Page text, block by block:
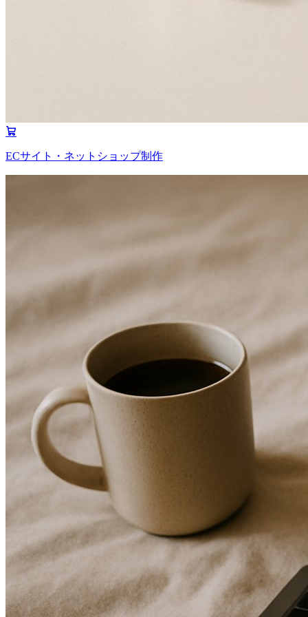
ECサイト・ネットショップ制作